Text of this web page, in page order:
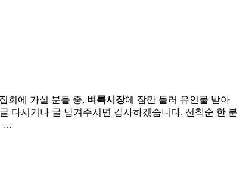
회에 가실 분들 중, 벼룩시장에 잠깐 들러 유인물 받아
다시거나 글 남겨주시면 감사하겠습니다. 선착순 한 분
…